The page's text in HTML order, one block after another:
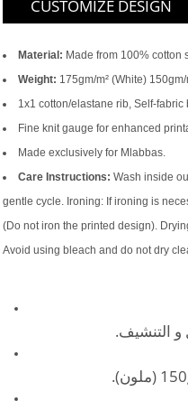
CUSTOMIZE DESIGN
Material: Made from 100% cotton
Weight: 175gm/m² (White)
1x1 cotton/elastane rib, Self-fabric
Fine knit gauge for enhanced
Made exclusively for Mlabbas.
Care Instructions: Wash inside
gentle cycle. Ironing: If ironing is
(Do not iron the printed design).
Avoid using bleach and do not dry